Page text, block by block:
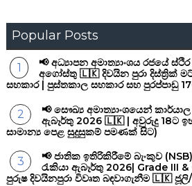
Popular Posts
📢 අධ්‍යාපන අමාත්‍යාංශය රජයේ
අගෝස්තු 🇱🇰 දිවයින පුරා දිස්ත්‍රික්
සහකාර | පුස්තකාල සහකාර සහ පුරප්පාඩු
📢 සෞඛ්‍ය අමාත්‍යාංශයෙන්
ඇබෑර්තු 2026 🇱🇰 | අවුරුදු 18ට
සාමාන්‍ය පෙළ සුදුසුකම් පමණක් සිට)
📢 ජාතික ඉතිරිකිරීමේ බැංකුව
රැකියා ඇබෑර්තු 2026| Grade III &
පුරුෂ දිවයිනපුරා විවෘත බඳවාගැනීම 🇱🇰